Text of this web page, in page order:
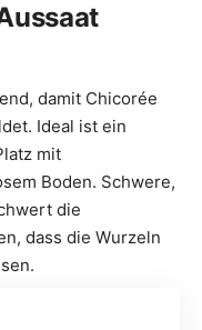
damit Chicorée
Ideal ist ein
mit
Boden. Schwere,
die
dass die Wurzeln